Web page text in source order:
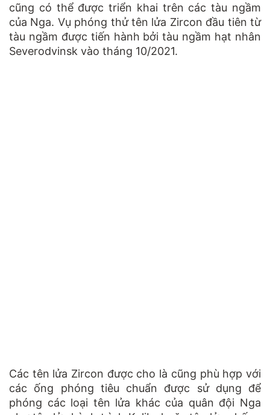
cũng có thể được triển khai trên các tàu ngầm
của Nga. Vụ phóng thử tên lửa Zircon đầu tiên từ
tàu ngầm được tiến hành bởi tàu ngầm hạt nhân
Severodvinsk vào tháng 10/2021.
Các tên lửa Zircon được cho là cũng phù hợp với
các ống phóng tiêu chuẩn được sử dụng để
phóng các loại tên lửa khác của quân đội Nga